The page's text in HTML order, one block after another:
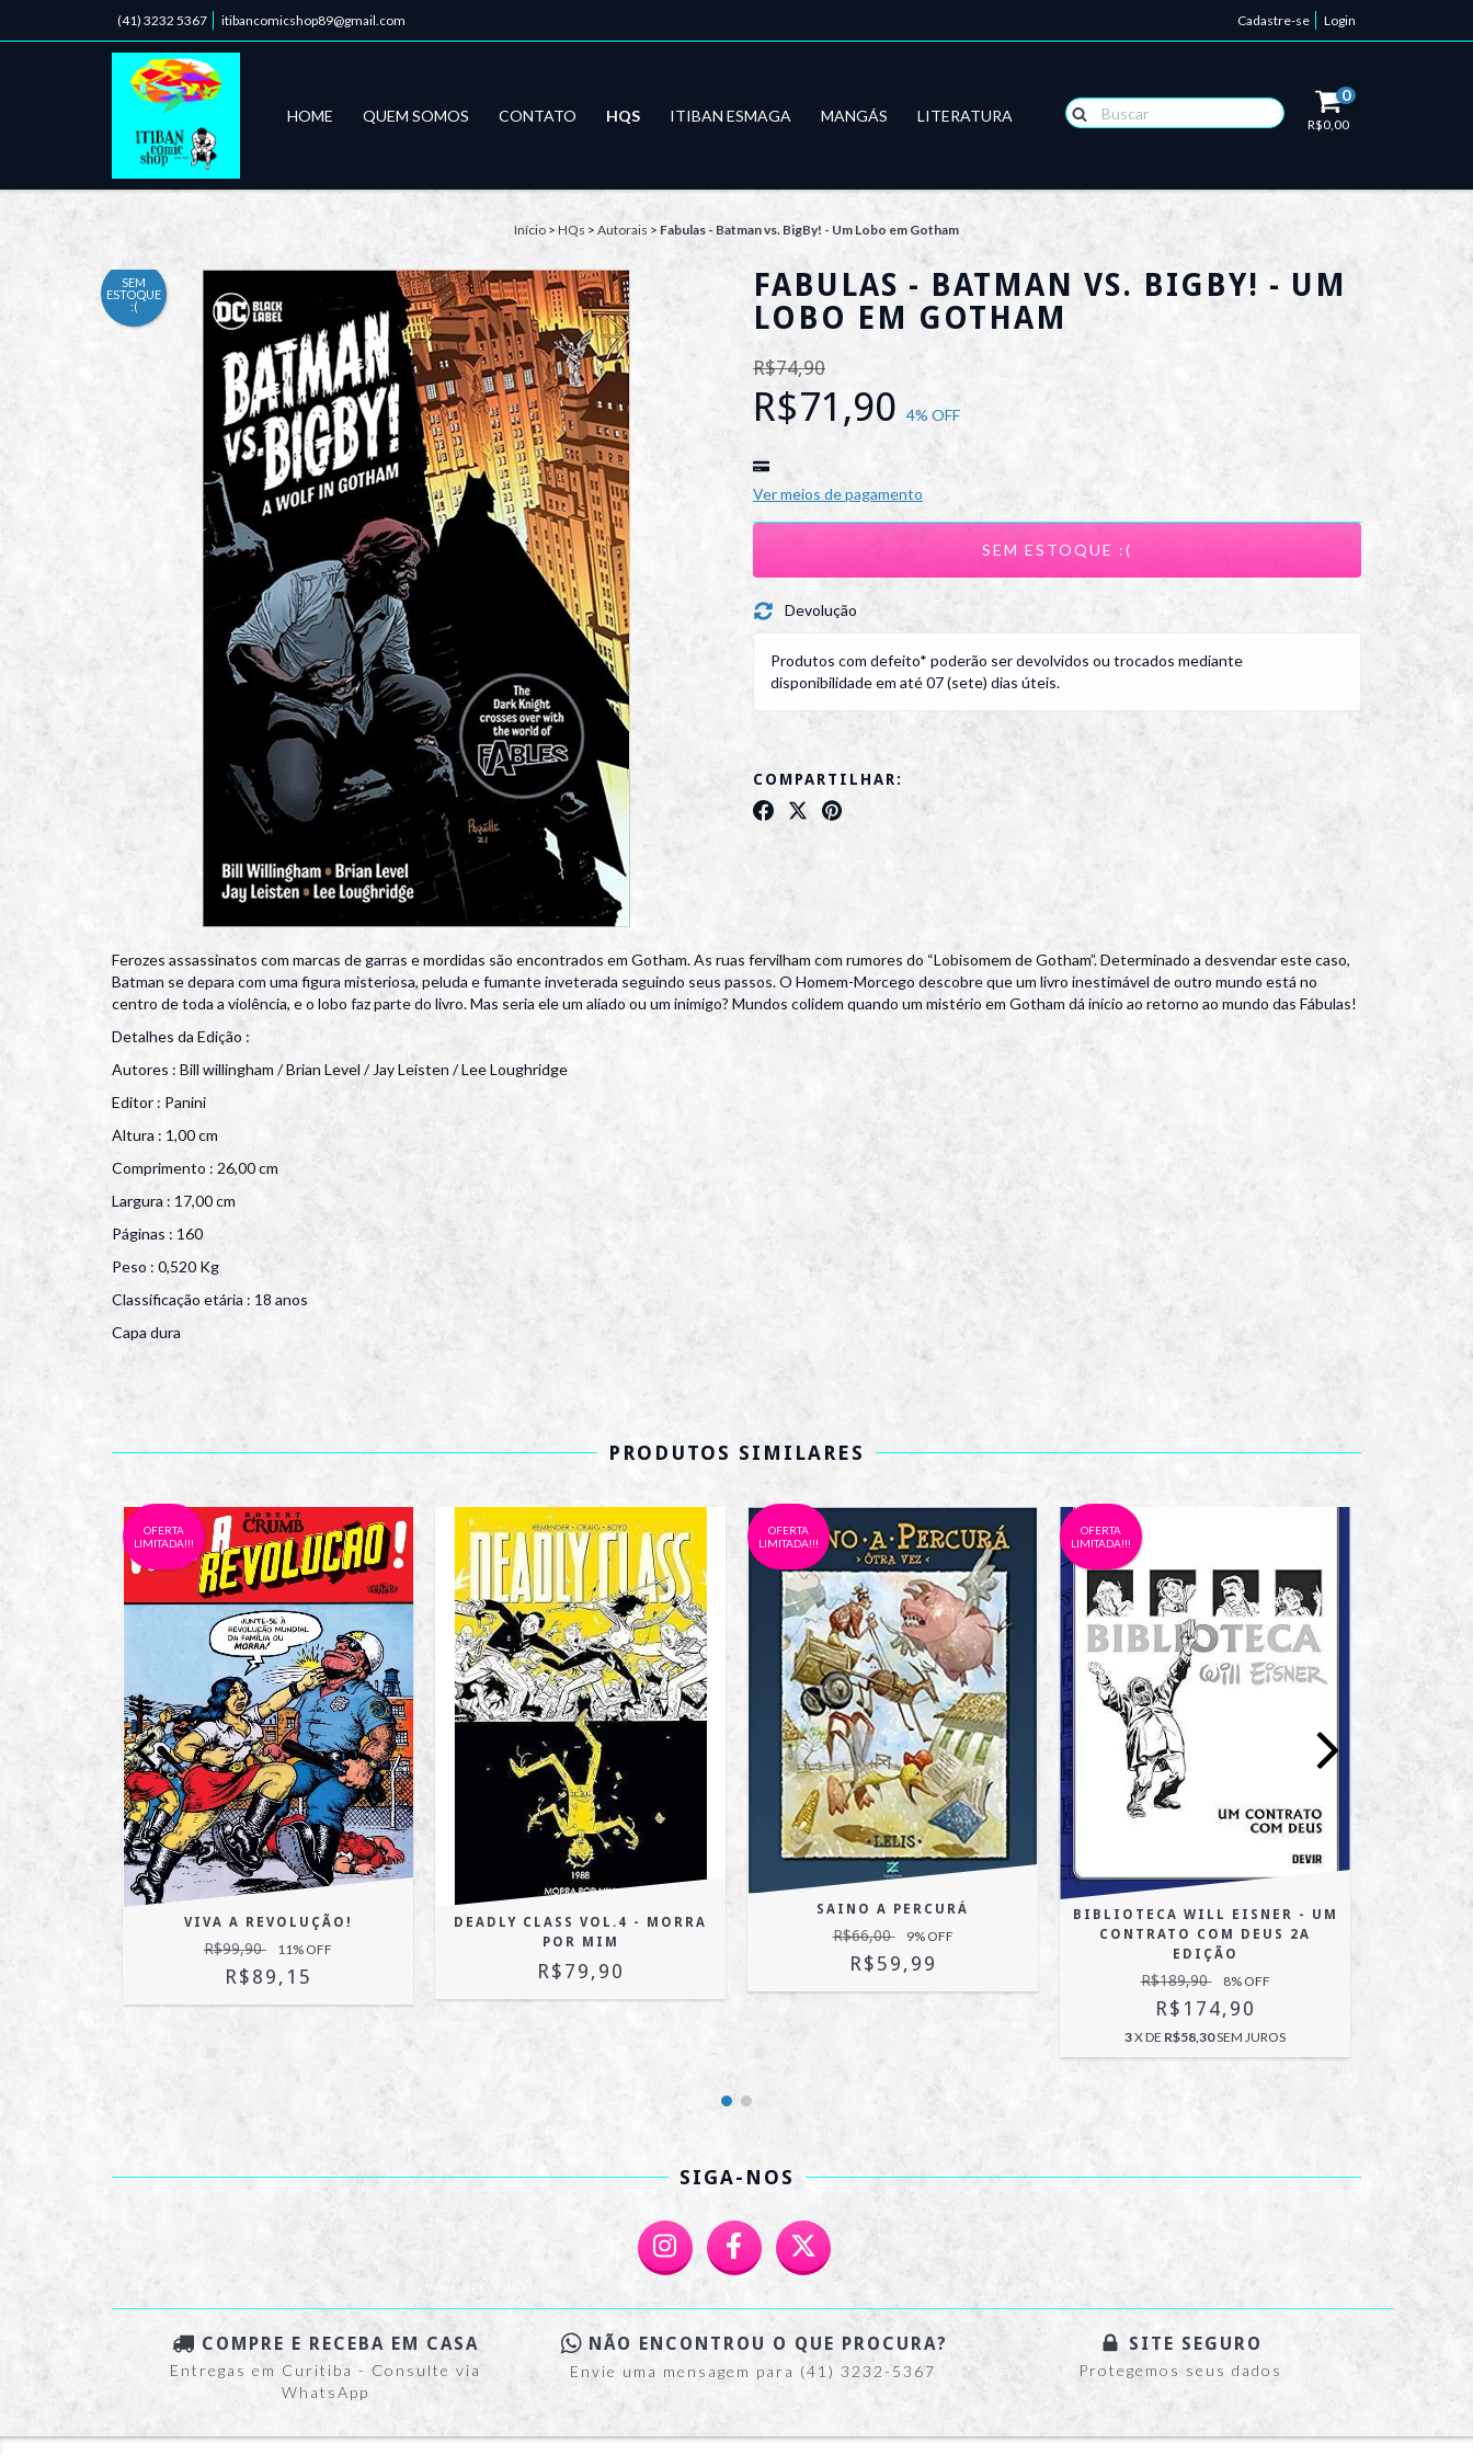
(41) 3232 5367 itibancomicshop89@gmail.com Cadastre-se Login
HOME QUEM SOMOS CONTATO HQS ITIBAN ESMAGA MANGÁS LITERATURA
0
R$0,00
Início > HQs > Autorais > Fabulas - Batman vs. BigBy! - Um Lobo em Gotham
SEM
ESTOQUE
:(
FABULAS - BATMAN VS. BIGBY! - UM
LOBO EM GOTHAM
R$74,90
R$71,90 4% OFF
Ver meios de pagamento
Devolução
Produtos com defeito* poderão ser devolvidos ou trocados mediante
disponibilidade em até 07 (sete) dias úteis.
COMPARTILHAR:
Ferozes assassinatos com marcas de garras e mordidas são encontrados em Gotham. As ruas fervilham com rumores do “Lobisomem de Gotham”. Determinado a desvendar este caso,
Batman se depara com uma figura misteriosa, peluda e fumante inveterada seguindo seus passos. O Homem-Morcego descobre que um livro inestimável de outro mundo está no
centro de toda a violência, e o lobo faz parte do livro. Mas seria ele um aliado ou um inimigo? Mundos colidem quando um mistério em Gotham dá início ao retorno ao mundo das Fábulas!
Detalhes da Edição :
Autores : Bill willingham / Brian Level / Jay Leisten / Lee Loughridge
Editor : Panini
Altura : 1,00 cm
Comprimento : 26,00 cm
Largura : 17,00 cm
Páginas : 160
Peso : 0,520 Kg
Classificação etária : 18 anos
Capa dura
PRODUTOS SIMILARES
OFERTA
LIMITADA!!!
VIVA A REVOLUÇÃO!
R$99,90 11% OFF
R$89,15
DEADLY CLASS VOL.4 - MORRA
POR MIM
R$79,90
OFERTA
LIMITADA!!!
SAINO A PERCURÁ
R$66,00 9% OFF
R$59,99
OFERTA
LIMITADA!!!
BIBLIOTECA WILL EISNER - UM
CONTRATO COM DEUS 2A
EDIÇÃO
R$189,90 8% OFF
R$174,90
3X DE R$58,30SEM JUROS
SIGA-NOS
COMPRE E RECEBA EM CASA
Entregas em Curitiba - Consulte via
WhatsApp
NÃO ENCONTROU O QUE PROCURA?
Envie uma mensagem para (41) 3232-5367
SITE SEGURO
Protegemos seus dados